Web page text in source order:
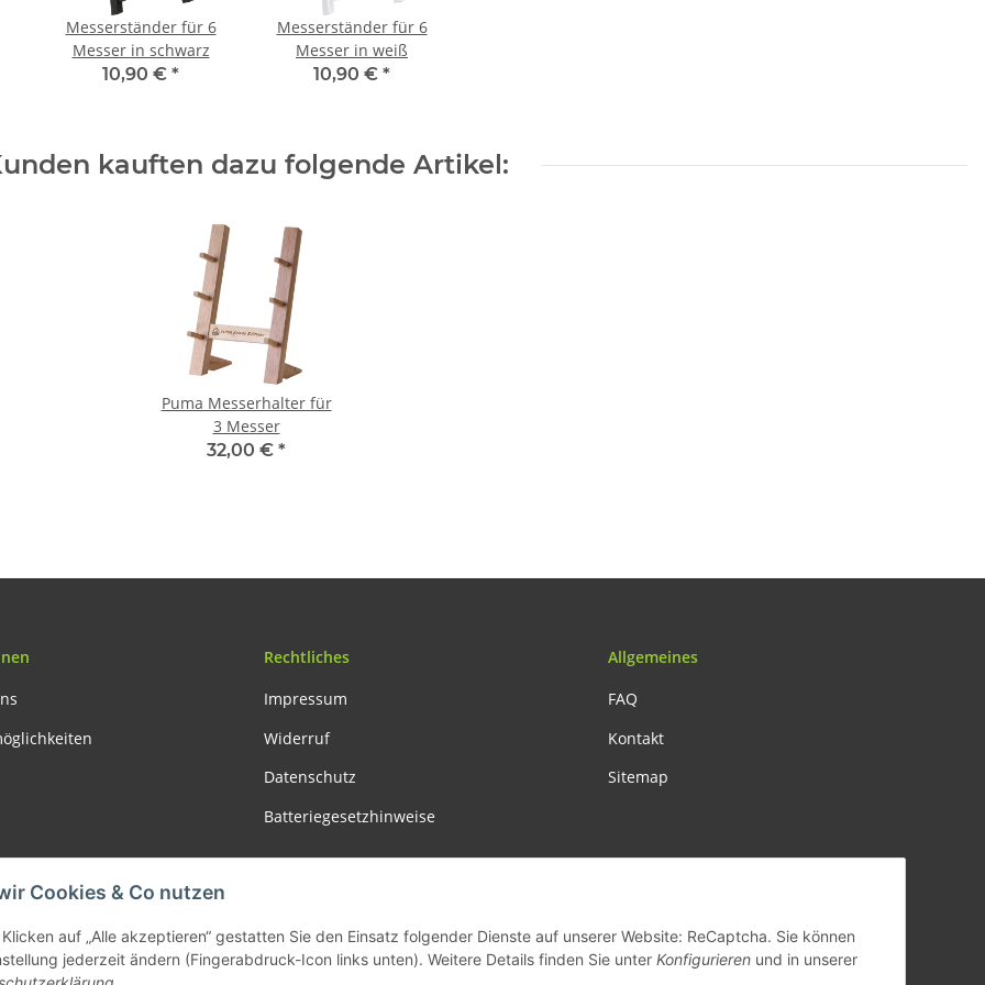
Cookies & Co nutzen
auf „Alle akzeptieren“ gestatten Sie den Einsatz folgender Dienste auf unserer Website: ReCaptcha. Sie können
jederzeit ändern (Fingerabdruck-Icon links unten). Weitere Details finden Sie unter Konfigurieren und in unserer
Messerständer für 6
Messer in schwarz
10,90 € *
Messerständer für 6
Messer in weiß
10,90 € *
kauften dazu folgende Artikel:
Puma Messerhalter für
3 Messer
32,00 € *
Rechtliches
Impressum
Widerruf
Datenschutz
Batteriegesetzhinweise
Allgemeines
FAQ
Kontakt
Sitemap
Vertrag widerrufen